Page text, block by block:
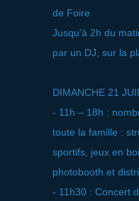
de Foire
Jusqu’à 2h du
par un DJ, sur la
DIMANCHE 21
- 11h – 18h :
toute la famille :
sportifs, jeux en
photobooth et
- 11h30 : Concert